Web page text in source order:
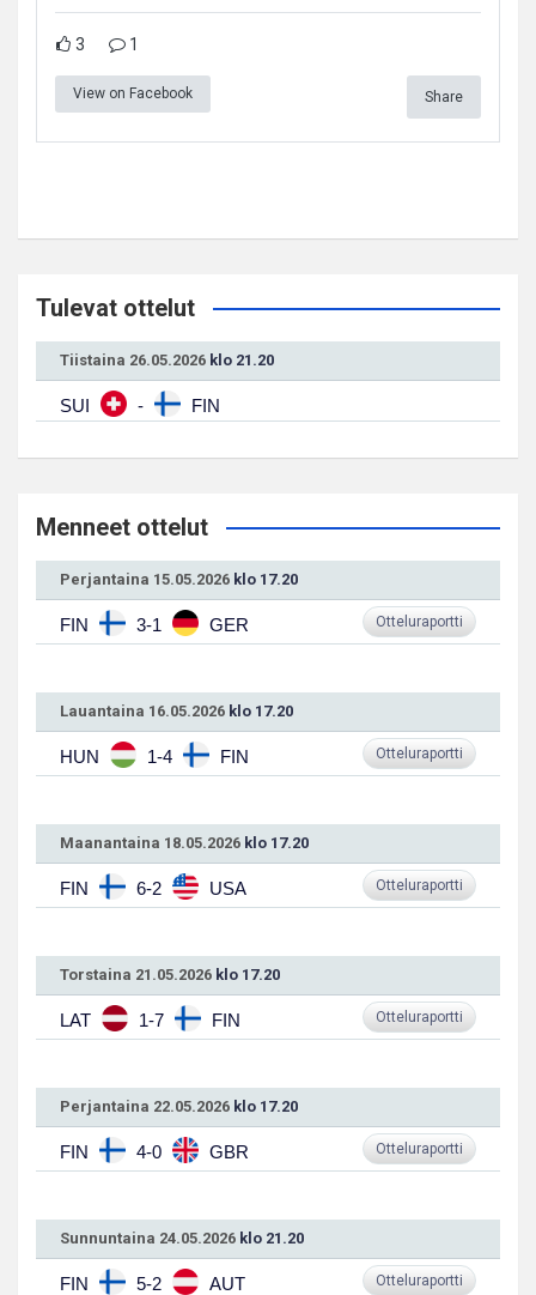
3 1
View on Facebook Share
Tulevat ottelut
Tiistaina 26.05.2026 klo 21.20
SUI - FIN
Menneet ottelut
Perjantaina 15.05.2026 klo 17.20
FIN 3-1 GER Otteluraportti
Lauantaina 16.05.2026 klo 17.20
HUN 1-4 FIN Otteluraportti
Maanantaina 18.05.2026 klo 17.20
FIN 6-2 USA Otteluraportti
Torstaina 21.05.2026 klo 17.20
LAT 1-7 FIN Otteluraportti
Perjantaina 22.05.2026 klo 17.20
FIN 4-0 GBR Otteluraportti
Sunnuntaina 24.05.2026 klo 21.20
FIN 5-2 AUT Otteluraportti